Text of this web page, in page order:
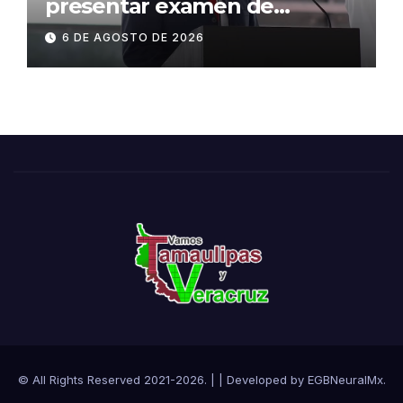
presentar examen de
admisión, este sábado
6 DE AGOSTO DE 2026
© All Rights Reserved 2021-2026. | Developed by EGBNeuralMx.